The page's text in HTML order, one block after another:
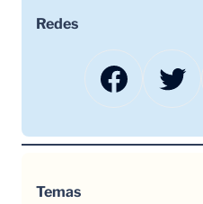
Redes
Facebook Twitter
Temas